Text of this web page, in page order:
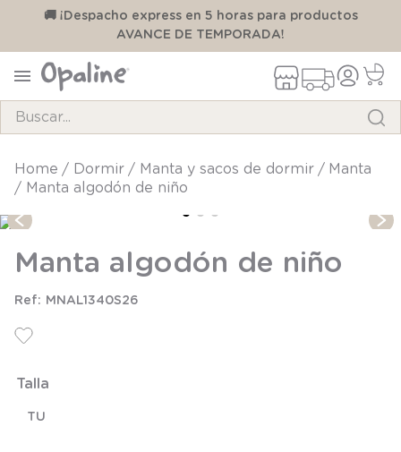
🚚 ¡Despacho express en 5 horas para productos
AVANCE DE TEMPORADA!
dormir manta y sacos de dormir
manta
Manta algodón de niño
Manta algodón de niño
MNAL1340S26
Talla
TU
TÉRMINOS MÁS BUSCADOS
1 .
pijama
3 .
zapatillas
4
body
7.
8.